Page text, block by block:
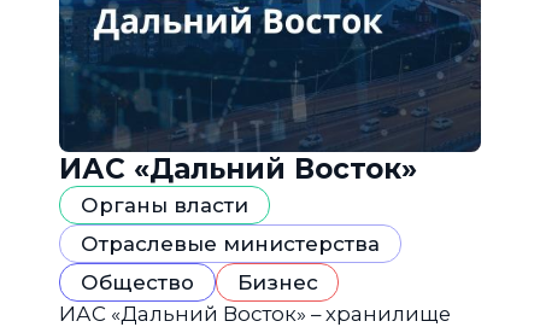
ИАС «Дальний Восток»
Органы власти
Отраслевые министерства
Общество
Бизнес
ИАС «Дальний Восток» – хранилище